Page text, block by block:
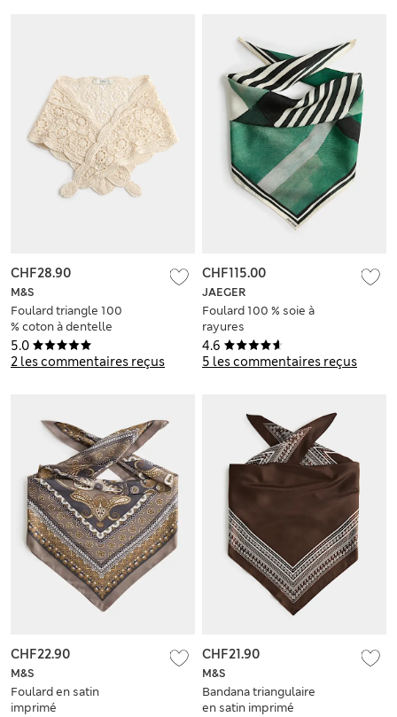
5.0
2 les commentaires reçus
M&S
Foulard triangle 100
% coton à dentelle
CHF28.90
4.6
5 les commentaires reçus
JAEGER
Foulard 100 % soie à
rayures
CHF115.00
M&S
Foulard en satin
imprimé
CHF22.90
M&S
Bandana triangulaire
en satin imprimé
CHF21.90